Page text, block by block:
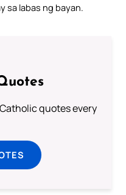
sa labas ng bayan.
quotes every